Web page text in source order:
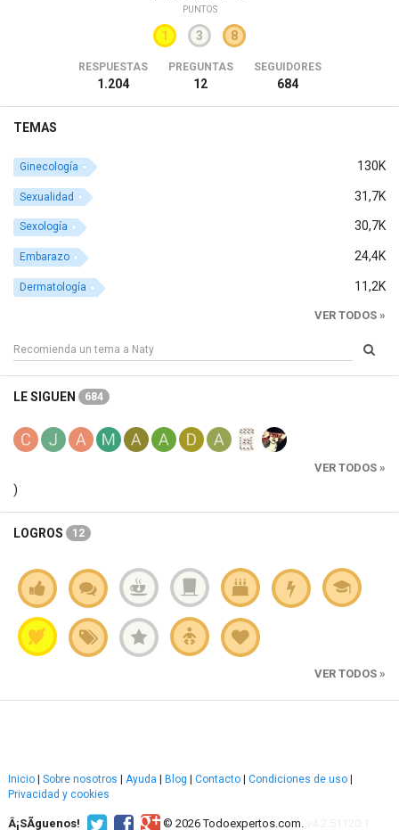
PUNTOS
1 3 8
RESPUESTAS
1.204
PREGUNTAS
12
SEGUIDORES
684
TEMAS
130K
Ginecología
31,7K
Sexualidad
30,7K
Sexología
24,4K
Embarazo
11,2K
Dermatología
VER TODOS »
LE SIGUEN 684
VER TODOS »
)
LOGROS 12
VER TODOS »
Inicio Sobre nosotros Ayuda Blog Contacto Condiciones de uso
Privacidad y cookies
Â¡SÃ­guenos! © 2026 Todoexpertos.com.